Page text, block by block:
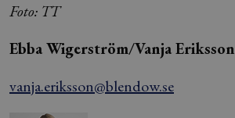
Foto: TT
Ebba Wigerström/Vanja Eriksson
vanja.eriksson@blendow.se